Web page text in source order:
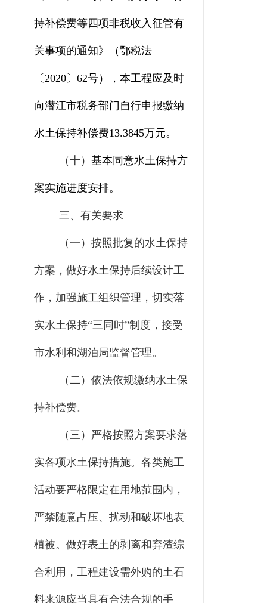
持补偿费等四项非税收入征管有
关事项的通知》（鄂税法
〔 2020 〕 62号），本工程应及时
向潜江市税务部门自行申报缴纳
水土保持补偿费13.3845万元。
（十）基本同意水土保持方
案实施进度安排。
三、有关要求
（一）按照批复的水土保持
方案，做好水土保持后续设计工
作， 加强施工组织管理， 切实落
实水土保持“三同时”制度，接受
市水利和湖泊局监督管理。
（二）依法依规缴纳水土保
持补偿费。
（三） 严格按照方案要求落
实各项水土保持措施。各类施工
活动要严格限定在用地范围内，
严禁随意占压、扰动和破坏地表
植被。做好表土的剥离和弃渣综
合利用，工程建设需外购的土石
料来源应当具有合法合规的手